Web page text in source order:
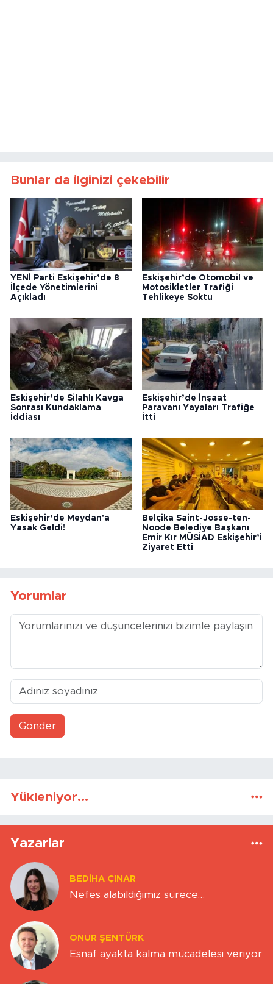
Bunlar da ilginizi çekebilir
YENİ Parti Eskişehir’de 8
İlçede Yönetimlerini
Açıkladı
Eskişehir’de Otomobil ve
Motosikletler Trafiği
Tehlikeye Soktu
Eskişehir’de Silahlı Kavga
Sonrası Kundaklama
İddiası
Eskişehir’de İnşaat
Paravanı Yayaları Trafiğe
İtti
Eskişehir’de Meydan'a
Yasak Geldi!
Belçika Saint-Josse-ten-
Noode Belediye Başkanı
Emir Kır MÜSİAD Eskişehir’i
Ziyaret Etti
Yorumlar
Gönder
Yükleniyor...
Yazarlar
BEDIHA ÇINAR
Nefes alabildiğimiz sürece…
ONUR ŞENTÜRK
Esnaf ayakta kalma mücadelesi veriyor